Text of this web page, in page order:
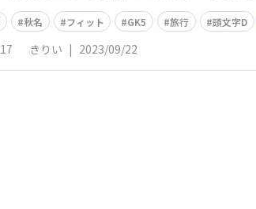
秋名 フィット GK5 旅行 頭文字D
17 きりい | 2023/09/22